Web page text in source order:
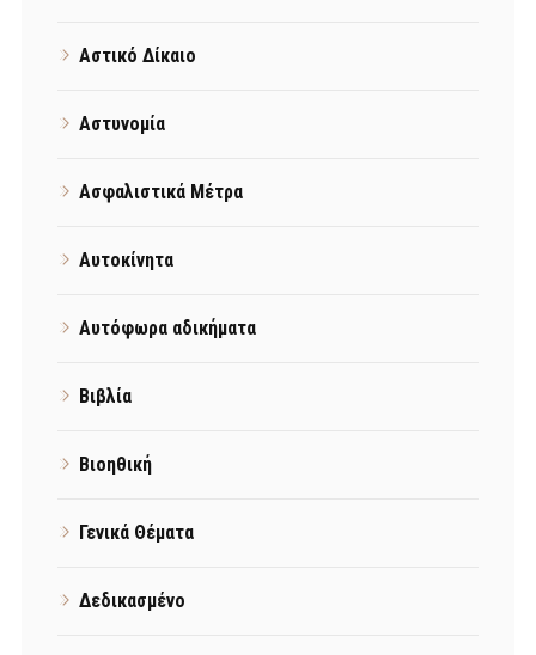
Αστικό Δίκαιο
Αστυνομία
Ασφαλιστικά Μέτρα
Αυτοκίνητα
Αυτόφωρα αδικήματα
Βιβλία
Βιοηθική
Γενικά Θέματα
Δεδικασμένο